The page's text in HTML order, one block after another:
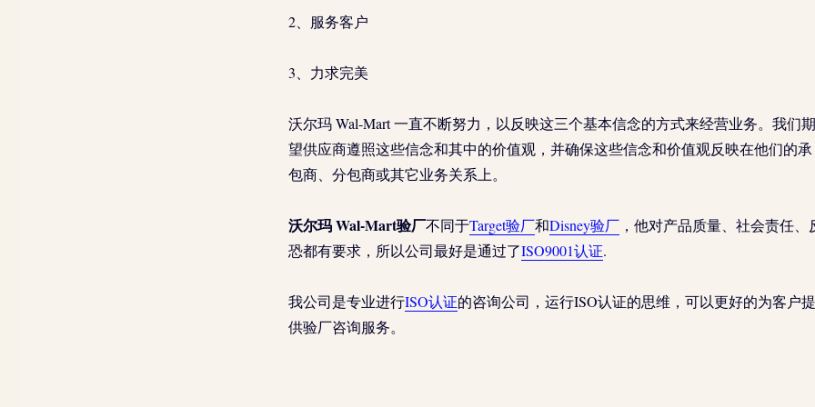
2、服务客户
3、力求完美
沃尔玛 Wal-Mart 一直不断努力，以反映这三个基本信念的方式来经营业务。我们期
望供应商遵照这些信念和其中的价值观，并确保这些信念和价值观反映在他们的承
包商、分包商或其它业务关系上。
沃尔玛 Wal-Mart验厂不同于Target验厂和Disney验厂，他对产品质量、社会责任、
恐都有要求，所以公司最好是通过了ISO9001认证.
我公司是专业进行ISO认证的咨询公司，运行ISO认证的思维，可以更好的为客户提
供验厂咨询服务。